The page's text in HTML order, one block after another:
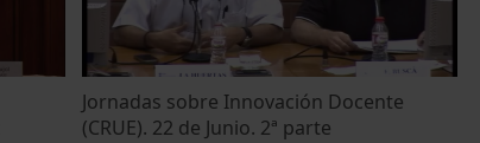
Jornadas sobre Innovación Docente
(CRUE). 22 de Junio. 2ª parte